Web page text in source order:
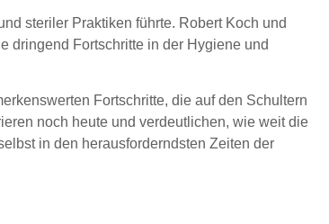
steriler Praktiken führte. Robert Koch und
dringend Fortschritte in der Hygiene und
Fortschritte, die auf den Schultern
noch heute und verdeutlichen, wie weit die
in den herausforderndsten Zeiten der